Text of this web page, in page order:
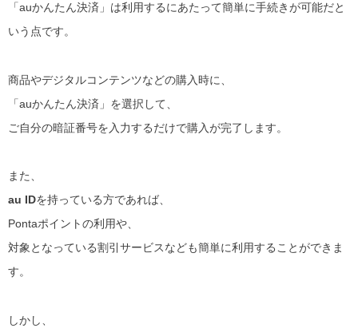
「auかんたん決済」は利用するにあたって簡単に手続きが可能だと
いう点です。
商品やデジタルコンテンツなどの購入時に、
「auかんたん決済」を選択して、
ご自分の暗証番号を入力するだけで購入が完了します。
また、
au IDを持っている方であれば、
Pontaポイントの利用や、
対象となっている割引サービスなども簡単に利用することができま
す。
しかし、